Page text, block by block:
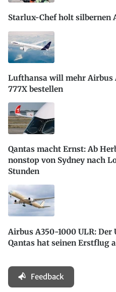
Starlux-Chef holt silbernen
Lufthansa will mehr Airbus
777X bestellen
Qantas macht Ernst: Ab
nonstop von Sydney nach
Stunden
Airbus A350-1000 ULR:
Qantas hat seinen Erstflug
Feedback